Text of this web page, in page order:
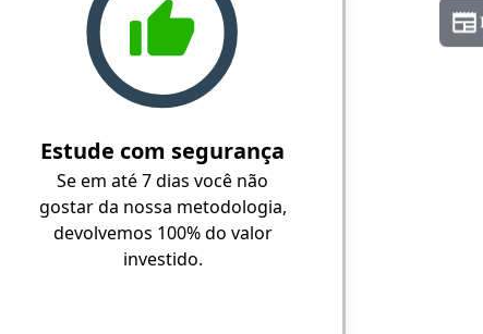
Estude com segurança
Se em até 7 dias você não
gostar da nossa metodologia,
devolvemos 100% do valor
investido.